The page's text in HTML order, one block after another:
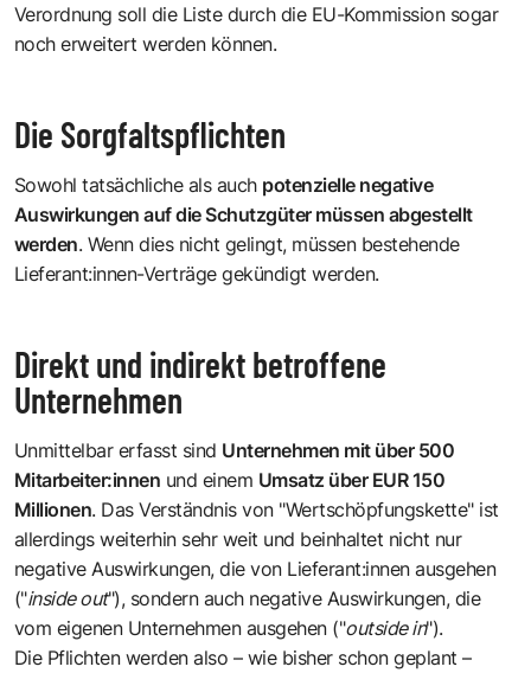
Verordnung soll die Liste durch die EU-Kommission sogar
noch erweitert werden können.
Die Sorgfaltspflichten
Sowohl tatsächliche als auch potenzielle negative
Auswirkungen auf die Schutzgüter müssen abgestellt
werden. Wenn dies nicht gelingt, müssen bestehende
Lieferant:innen-Verträge gekündigt werden.
Direkt und indirekt betroffene
Unternehmen
Unmittelbar erfasst sind Unternehmen mit über 500
Mitarbeiter:innen und einem Umsatz über EUR 150
Millionen. Das Verständnis von "Wertschöpfungskette" ist
allerdings weiterhin sehr weit und beinhaltet nicht nur
negative Auswirkungen, die von Lieferant:innen ausgehen
("inside out"), sondern auch negative Auswirkungen, die
vom eigenen Unternehmen ausgehen ("outside in").
Die Pflichten werden also – wie bisher schon geplant –